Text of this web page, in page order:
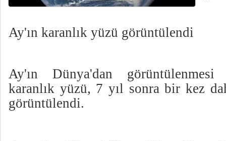
Ay'ın karanlık yüzü görüntülendi
Ay'ın Dünya'dan
karanlık yüzü, 7 yıl sonra bir kez
görüntülendi.